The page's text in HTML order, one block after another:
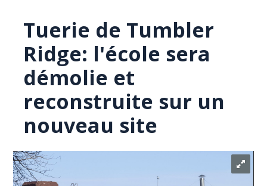
Tuerie de Tumbler
Ridge: l'école sera
démolie et
reconstruite sur un
nouveau site